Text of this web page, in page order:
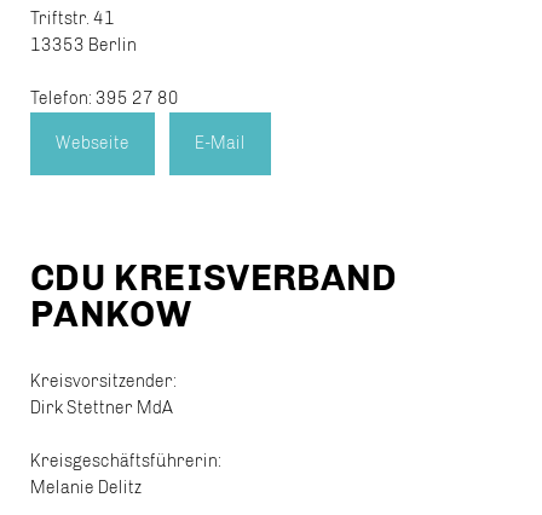
Triftstr. 41
13353 Berlin
Telefon: 395 27 80
Webseite E-Mail
CDU KREISVERBAND
PANKOW
Kreisvorsitzender:
Dirk Stettner MdA
Kreisgeschäftsführerin:
Melanie Delitz